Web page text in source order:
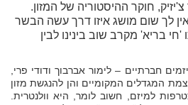
חוקר ההיסטוריה של המזון.
לך שום מושג איזו דרך עשה הבשר
בריא' מקרב שוב בינינו לבין
חברתיים – לימור אברבוך ודודי פרי,
המגדלים המקומיים והן להנגשת מזון
למיזם, חשוב לומר, היא וולנטרית.